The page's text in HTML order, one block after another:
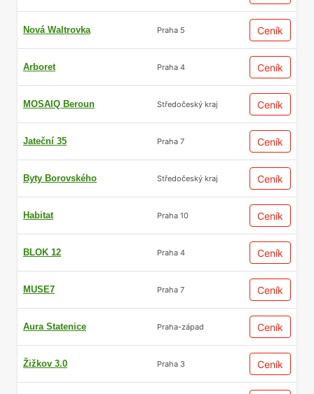
Nová Waltrovka Praha 5 Ceník
Arboret Praha 4 Ceník
MOSAIQ Beroun Středočeský kraj Ceník
Jateční 35 Praha 7 Ceník
Byty Borovského Středočeský kraj Ceník
Habitat Praha 10 Ceník
BLOK 12 Praha 4 Ceník
MUSE7 Praha 7 Ceník
Aura Statenice Praha-západ Ceník
Žižkov 3.0 Praha 3 Ceník